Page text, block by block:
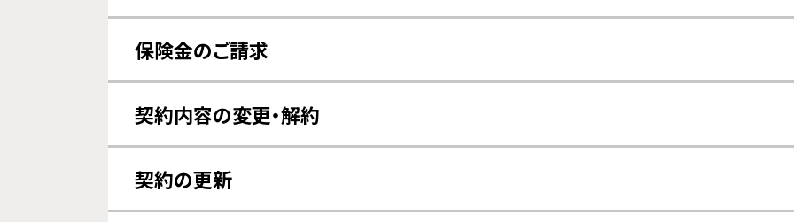
補償対象について
保険金のご請求
請求方法について
契約内容の変更・解約
対象機器の変更について
契約の更新